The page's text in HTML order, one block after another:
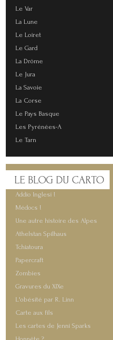
Le Var
La Lune
Le Loiret
Le Gard
La Drôme
Le Jura
La Savoie
La Corse
Le Pays Basque
Les Pyrénées-A
Le Tarn
LE BLOG DU CARTO
Addio Inglesi !
Médocs !
Une autre histoire des Alpes
Athelstan Spilhaus
Tchiatoura
Papercraft
Zombies
Gravures du XIXe
L'obésité par R. Linn
Carte aux fils
Les cartes de Jenni Sparks